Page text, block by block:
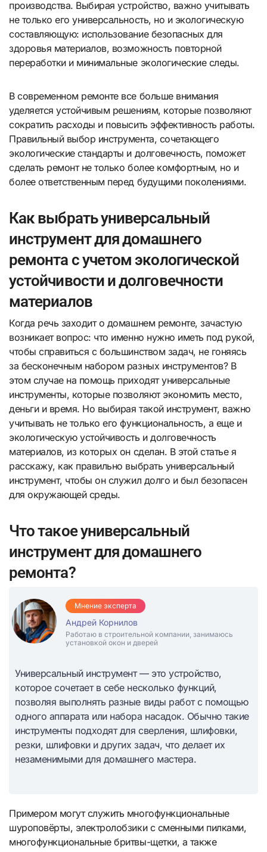
производства. Выбирая устройство, важно учитывать
не только его универсальность, но и экологическую
составляющую: использование безопасных для
здоровья материалов, возможность повторной
переработки и минимальные экологические следы.
В современном ремонте все больше внимания
уделяется устойчивым решениям, которые позволяют
сократить расходы и повысить эффективность работы.
Правильный выбор инструмента, сочетающего
экологические стандарты и долговечность, поможет
сделать ремонт не только более комфортным, но и
более ответственным перед будущими поколениями.
Как выбрать универсальный
инструмент для домашнего
ремонта с учетом экологической
устойчивости и долговечности
материалов
Когда речь заходит о домашнем ремонте, зачастую
возникает вопрос: что именно нужно иметь под рукой,
чтобы справиться с большинством задач, не гоняясь
за бесконечным набором разных инструментов? В
этом случае на помощь приходят универсальные
инструменты, которые позволяют экономить место,
деньги и время. Но выбирая такой инструмент, важно
учитывать не только его функциональность, а еще и
экологическую устойчивость и долговечность
материалов, из которых он сделан. В этой статье я
расскажу, как правильно выбрать универсальный
инструмент, чтобы он служил долго и был безопасен
для окружающей среды.
Что такое универсальный
инструмент для домашнего
ремонта?
Мнение эксперта
Андрей Корнилов
Работаю в строительной компании, занимаюсь
установкой окон и дверей
Универсальный инструмент — это устройство,
которое сочетает в себе несколько функций,
позволяя выполнять разные виды работ с помощью
одного аппарата или набора насадок. Обычно такие
инструменты подходят для сверления, шлифовки,
резки, шлифовки и других задач, что делает их
незаменимыми для домашнего мастера.
Примером могут служить многофункциональные
шуроповёрты, электролобзики с сменными пилками,
многофункциональные бритвы-щетки, а также